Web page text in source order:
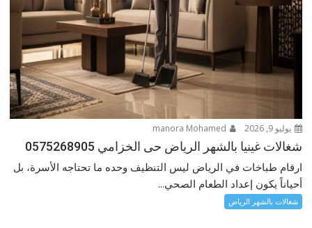
يوليو 9, 2026
شغالات غينيا بالشهر الرياض حى الخزامي 0575268905
ارقام طباخات في الرياض ليس التنظيف وحده ما تحتاجه الأسرة، بل
أحياناً يكون إعداد الطعام الصحي...
شغالات بالشهر الرياض